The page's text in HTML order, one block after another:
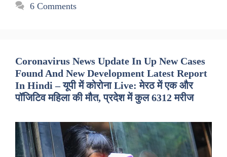
6 Comments
Coronavirus News Update In Up New Cases
Found And New Development Latest Report
In Hindi – यूपी में कोरोना Live: मेरठ में एक और
पॉजिटिव महिला की मौत, प्रदेश में कुल 6312 मरीज